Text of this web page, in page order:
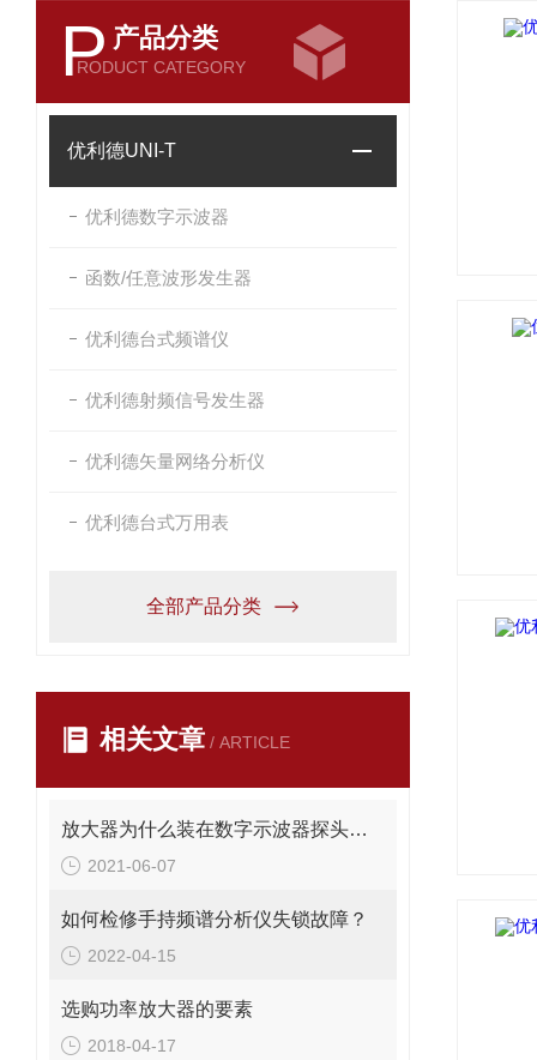
P 产品分类
RODUCT CATEGORY
优利德UNI-T
优利德数字示波器
函数/任意波形发生器
优利德台式频谱仪
优利德射频信号发生器
优利德矢量网络分析仪
优利德台式万用表
全部产品分类
相关文章 / ARTICLE
放大器为什么装在数字示波器探头的前端？
2021-06-07
如何检修手持频谱分析仪失锁故障？
2022-04-15
选购功率放大器的要素
2018-04-17